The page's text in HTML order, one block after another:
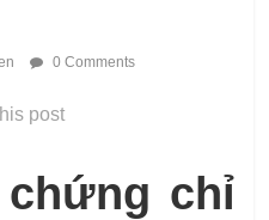
0 Comments
post
chỉ